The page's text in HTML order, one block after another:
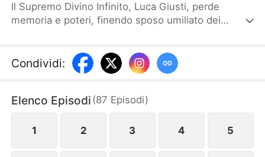
Il Supremo Divino Infinito, Luca Giusti, perde
memoria e poteri, finendo sposo umiliato dei
vera natura. Tornato in forze, affronta nemici e
rivali, mentre i suoi ex discepoli, ora potenti,
Assemblea, rivelerà chi è davvero, reclamando il
suo trono e la sua amata.
Condividi:
Elenco Episodi (87 Episodi)
1 2 3 4 5